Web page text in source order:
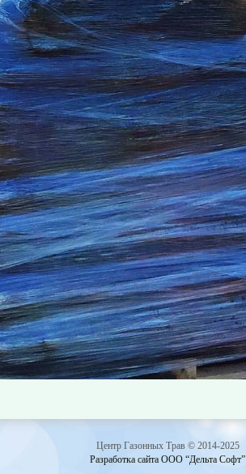
Центр Газонных Трав © 2014-2025
Разработка сайта ООО “Дельта Софт”